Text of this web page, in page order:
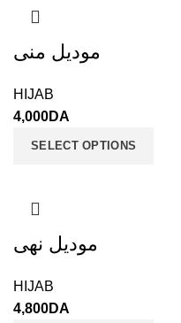
موديل منى
HIJAB
4,000DA
SELECT OPTIONS
موديل نهى
HIJAB
4,800DA